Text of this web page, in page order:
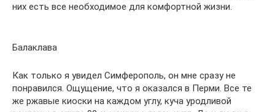
них есть все необходимое для комфортной жизни.
Балаклава
Как только я увидел Симферополь, он мне сразу не
понравился. Ощущение, что я оказался в Перми. Все те
же ржавые киоски на каждом углу, куча уродливой